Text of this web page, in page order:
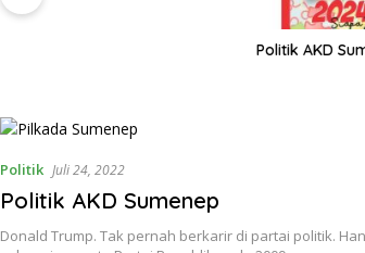
Politik AKD
Politik Juli 24, 2022
Politik AKD Sumenep
Donald Trump. Tak pernah berkarir di partai politik.